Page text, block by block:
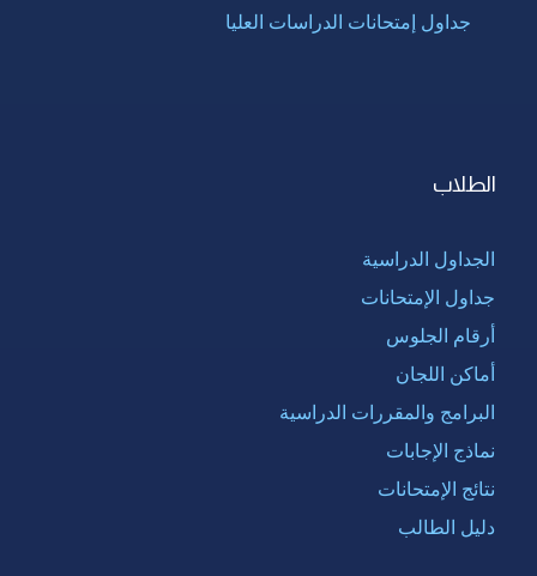
جداول إمتحانات الدراسات العليا
الطلاب
الجداول الدراسية
جداول الإمتحانات
أرقام الجلوس
أماكن اللجان
البرامج والمقررات الدراسية
نماذج الإجابات
نتائج الإمتحانات
دليل الطالب